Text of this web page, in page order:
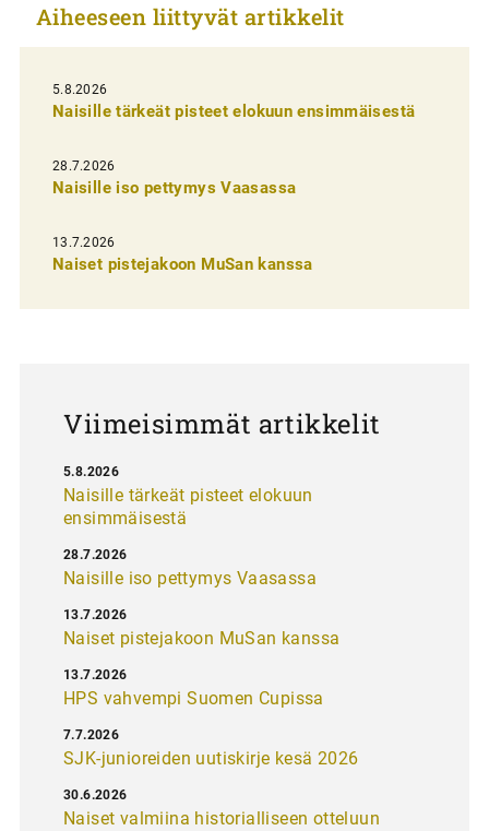
k
e
l
i
e
n
e
Aiheeseen liittyvät artikkelit
5.8.2026
Naisille tärkeät pisteet elokuun ensimmäisestä
28.7.2026
Naisille iso pettymys Vaasassa
13.7.2026
Naiset pistejakoon MuSan kanssa
Viimeisimmät artikkelit
Naisille tärkeät pisteet elokuun
ensimmäisestä
5.8.2026
Naisille iso pettymys Vaasassa
28.7.2026
Naiset pistejakoon MuSan kanssa
13.7.2026
HPS vahvempi Suomen Cupissa
13.7.2026
SJK-junioreiden uutiskirje kesä 2026
7.7.2026
Naiset valmiina historialliseen otteluun
30.6.2026